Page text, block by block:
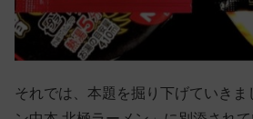
それでは、本題を掘り下げていきま